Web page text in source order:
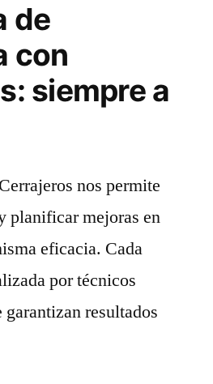
de
con
siempre a
nos permite
planificar mejoras en
eficacia. Cada
por técnicos
resultados